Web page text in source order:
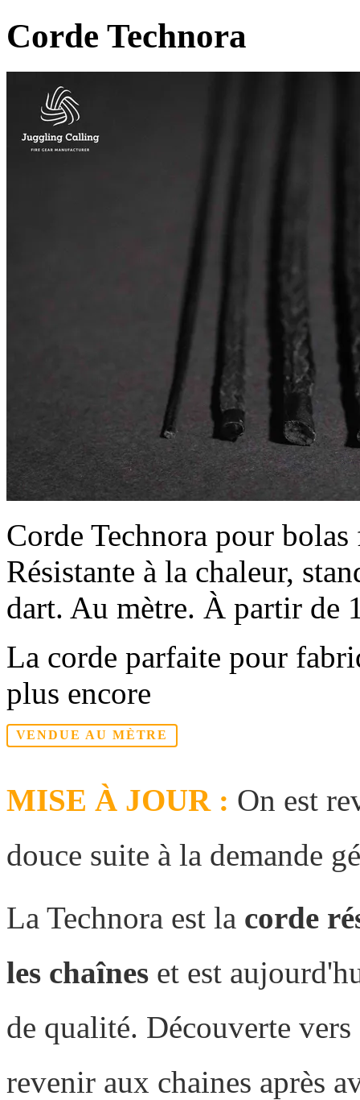
Corde Technora
Corde Technora pour
Résistante à la chaleur,
dart. Au mètre. À partir de
La corde parfaite pour
plus encore
VENDUE AU MÈTRE
MISE À JOUR : On est
douce suite à la demande
La Technora est la corde
les chaînes et est
de qualité. Découverte
revenir aux chaines après